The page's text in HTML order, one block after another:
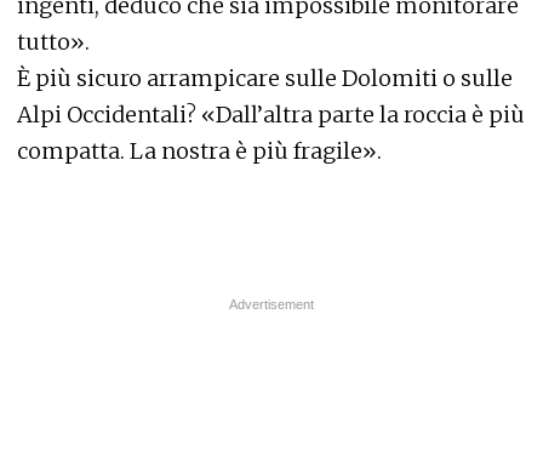
tutto».
È più sicuro arrampicare sulle Dolomiti o sulle
Alpi Occidentali? «Dall’altra parte la roccia è più
compatta. La nostra è più fragile».